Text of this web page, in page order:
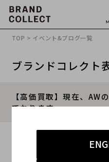
TOP > イベント&ブログ一覧
ブランドコレクト
【高価買取】現在、AW
ております。
#表参道1号店